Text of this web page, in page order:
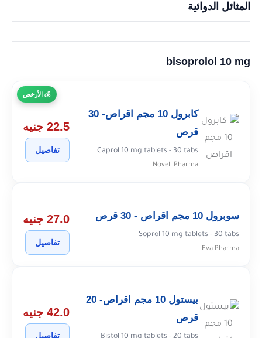
المثائل الدوائية
bisoprolol 10 mg
الأرخص
كابرول 10 مجم اقراص- 30
قرص
Caprol 10 mg tablets - 30 tabs
Novell Pharma
22.5 جنيه
تفاصيل
سوبرول 10 مجم اقراص - 30 قرص
Soprol 10 mg tablets - 30 tabs
Eva Pharma
27.0 جنيه
تفاصيل
بيستول 10 مجم اقراص- 20
قرص
42.0 جنيه
تفاصيل